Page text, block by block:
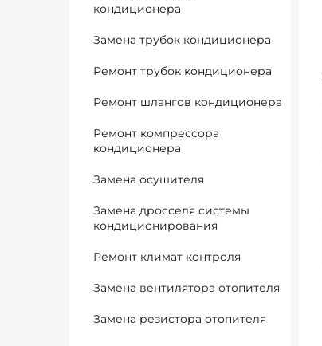
кондиционера
Замена трубок кондиционера
Ремонт трубок кондиционера
Ремонт шлангов кондиционера
Ремонт компрессора
кондиционера
Замена осушителя
Замена дросселя системы
кондиционирования
Ремонт климат контроля
Замена вентилятора отопителя
Замена резистора отопителя